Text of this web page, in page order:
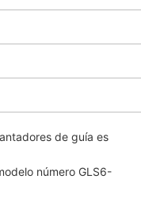
de guía es
número GLS6-